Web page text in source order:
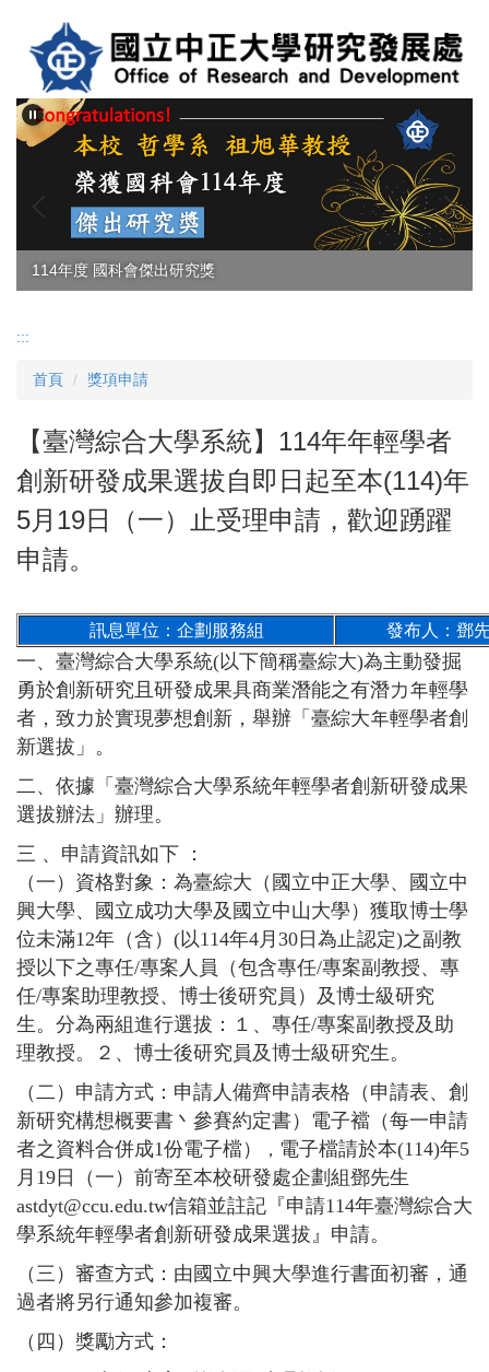
內
容
114年度 國科會傑出研究獎
:::
首頁 獎項申請
【臺灣綜合大學系統】114年年輕學者
創新研發成果選拔自即日起至本(114)年
5月19日（一）止受理申請，歡迎踴躍
申請。
訊息單位：企劃服務組 發布人：鄧
一、臺灣綜合大學系統(以下簡稱臺綜大)為主動發掘
勇於創新研究且研發成果具商業潛能之有潛力年輕學
者，致力於實現夢想創新，舉辦「臺綜大年輕學者創
新選拔」。
二、依據「臺灣綜合大學系統年輕學者創新研發成果
選拔辦法」辦理。
三 、申請資訊如下 ：
（一）資格對象：為臺綜大（國立中正大學、國立中
興大學、國立成功大學及國立中山大學）獲取博士學
位未滿12年（含）(以114年4月30日為止認定)之副教
授以下之專任/專案人員（包含專任/專案副教授、專
任/專案助理教授、博士後研究員）及博士級研究
生。分為兩組進行選拔：１、專任/專案副教授及助
理教授。２、博士後研究員及博士級研究生。
（二）申請方式：申請人備齊申請表格（申請表、創
新研究構想概要書丶參賽約定書）電子襠（每一申請
者之資料合併成1份電子檔）
， 電子檔請於本(114)年5
月19日（一）前寄至本校研發處企劃組鄧先生
astdyt@ccu.edu.tw信箱並註記『申請114年臺灣綜合大
學系統年輕學者創新研發成果選拔』申請。
（三）審查方式：由國立中興大學進行書面初審，通
過者將另行通知參加複審。
（四）獎勵方式：